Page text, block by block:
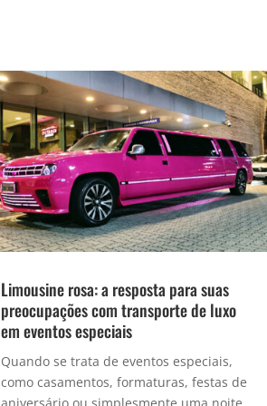
Limousine rosa: a resposta para suas
preocupações com transporte de luxo
em eventos especiais
Quando se trata de eventos especiais,
como casamentos, formaturas, festas de
aniversário ou simplesmente uma noite